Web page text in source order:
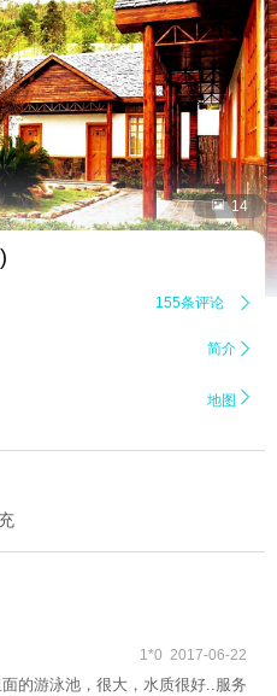
 14
155条评论 
简介 
地图 
1*0 2017-06-22
的游泳池，很大，水质很好..服务